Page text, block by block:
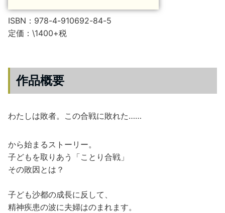
ISBN：978-4-910692-84-5
定価：\1400+税
作品概要
わたしは敗者。この合戦に敗れた……
から始まるストーリー。
子どもを取りあう「ことり合戦」
その敗因とは？
子ども沙都の成長に反して、
精神疾患の波に夫婦はのまれます。